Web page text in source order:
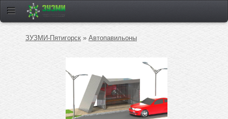
ЗУЗМИ-Пятигорск » Автопавильоны